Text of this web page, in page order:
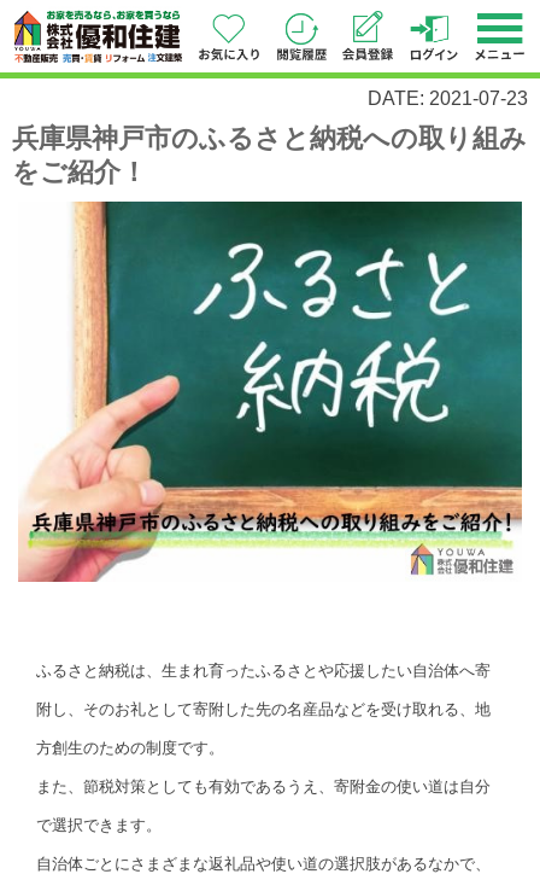
DATE: 2021-07-23
兵庫県神戸市のふるさと納税への取り組み
をご紹介！
ふるさと納税は、生まれ育ったふるさとや応援したい自治体へ寄
附し、そのお礼として寄附した先の名産品などを受け取れる、地
方創生のための制度です。
また、節税対策としても有効であるうえ、寄附金の使い道は自分
で選択できます。
自治体ごとにさまざまな返礼品や使い道の選択肢があるなかで、